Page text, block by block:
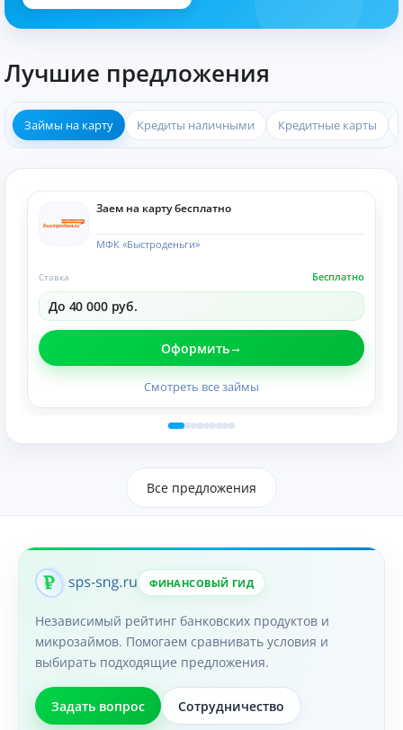
Лучшие предложения
Займы на карту Кредиты наличными Кредитные карты
Заем на карту бесплатно
МФК «Быстроденьги»
Бесплатно
Ставка
До 40 000 руб.
Оформить
Смотреть все займы
Все предложения
ФИНАНСОВЫЙ ГИД
Независимый рейтинг банковских продуктов и
микрозаймов. Помогаем сравнивать условия и
выбирать подходящие предложения.
Задать вопрос Сотрудничество